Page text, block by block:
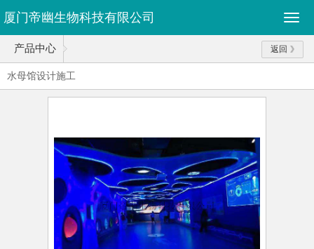
厦门帝幽生物科技有限公司
产品中心 返回
水母馆设计施工